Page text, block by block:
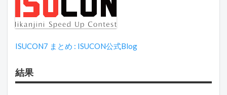
ISUCON7 まとめ : ISUCON公式Blog
結果